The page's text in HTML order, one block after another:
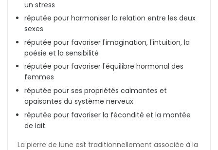
un stress
réputée pour harmoniser la relation entre les deux
sexes
réputée pour favoriser l'imagination, l'intuition, la
poésie et la sensibilité
réputée pour favoriser l'équilibre hormonal des
femmes
réputée pour ses propriétés calmantes et
apaisantes du système nerveux
réputée pour favoriser la fécondité et la montée
de lait
La pierre de lune est traditionnellement associée à la